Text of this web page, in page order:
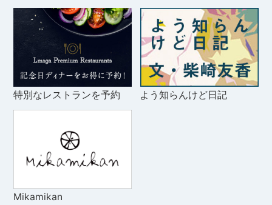
特別なレストランを予約 よう知らんけど日記
Mikamikan